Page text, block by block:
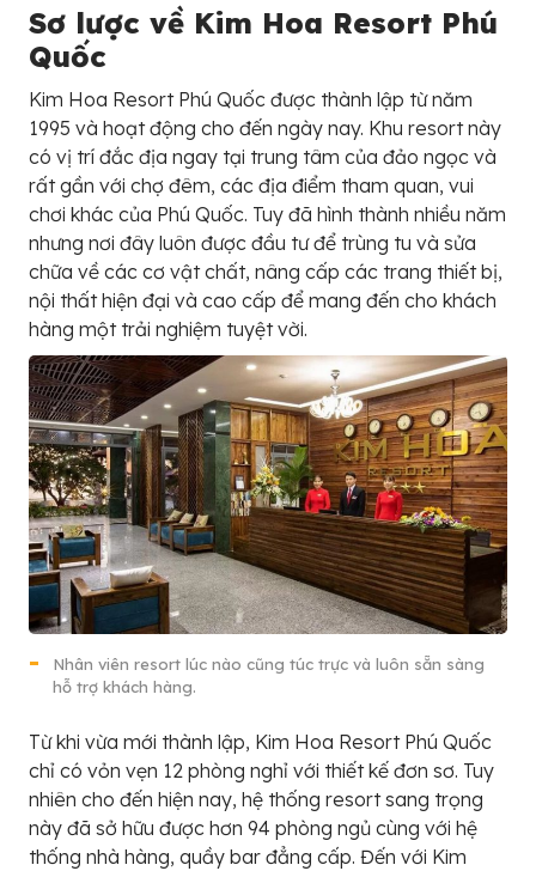
Sơ lược về Kim Hoa Resort Phú
Quốc
Kim Hoa Resort Phú Quốc được thành lập từ năm
1995 và hoạt động cho đến ngày nay. Khu resort này
có vị trí đắc địa ngay tại trung tâm của đảo ngọc và
rất gần với chợ đêm, các địa điểm tham quan, vui
chơi khác của Phú Quốc. Tuy đã hình thành nhiều năm
nhưng nơi đây luôn được đầu tư để trùng tu và sửa
chữa về các cơ vật chất, nâng cấp các trang thiết bị,
nội thất hiện đại và cao cấp để mang đến cho khách
hàng một trải nghiệm tuyệt vời.
Nhân viên resort lúc nào cũng túc trực và luôn sẵn sàng
hỗ trợ khách hàng.
Từ khi vừa mới thành lập, Kim Hoa Resort Phú Quốc
chỉ có vỏn vẹn 12 phòng nghỉ với thiết kế đơn sơ. Tuy
nhiên cho đến hiện nay, hệ thống resort sang trọng
này đã sở hữu được hơn 94 phòng ngủ cùng với hệ
thống nhà hàng, quầy bar đẳng cấp. Đến với Kim